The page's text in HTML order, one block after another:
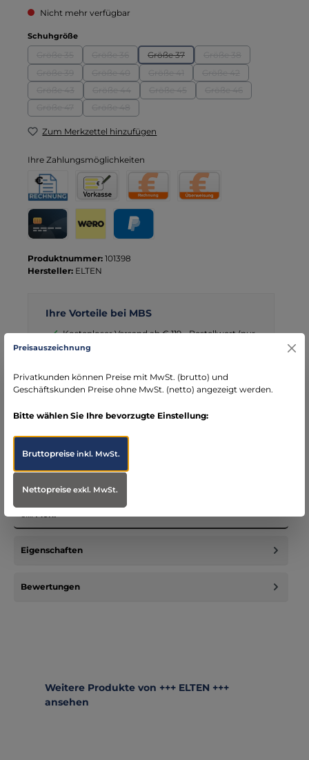
Nicht mehr verfügbar
Schuhgrößeauswählen
(Diese Option ist zurzeit nicht verfügbar.)
(Diese Option ist zurzeit nicht verfügbar.)
Größe 37
(Diese Option ist zurzeit nicht
(Diese Option ist
(Diese Option ist zurzeit nicht verfügbar.)
(Diese Option ist zurzeit nicht verfügbar.)
(Diese Option ist zurzeit nicht
(Diese Option ist
(Diese Option ist zurzeit nicht verfügbar.)
(Diese Option ist zurzeit nicht verfügbar.)
(Diese Option ist zurzeit nicht
(Diese Option ist
(Diese Option ist zurzeit nicht verfügbar.)
(Diese Option ist zurzeit nicht verfügbar.)
Zum Merkzettel hinzufügen
Ihre Zahlungsmöglichkeiten
Produktnummer: 101398
Hersteller: ELTEN
Ihre Vorteile bei MBS
Kostenloser Versand ab € 119,- Bestellwert (nur
DE)
seit über 15 Jahren kompetenter Partner im
Bereich Notfallmedizin
Beschreibung
Der ELTEN Maddox ist die Alternative für alle die Probleme mit
ei…Mehr
Eigenschaften
Bewertungen
Produktgalerie überspringen
Weitere Produkte von +++ ELTEN +++
ansehen
Preisauszeichnung
Privatkunden können Preise mit MwSt. (brutto) und
Geschäftskunden Preise ohne MwSt. (netto) angezeigt werden.
Bitte wählen Sie Ihre bevorzugte Einstellung:
Bruttopreiseinkl. MwSt.
Nettopreiseexkl. MwSt.